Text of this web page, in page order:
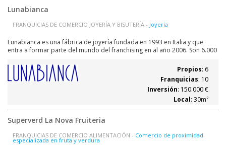
Lunabianca
FRANQUICIAS DE COMERCIO JOYERÍA Y BISUTERÍA - Joyería
Lunabianca es una fábrica de joyería fundada en 1993 en Italia y que
entra a formar parte del mundo del franchising en al año 2006. Son 6.000
materiales muy revolucionarios. Nuestras joyerías son muy comerciales,
de tipo...
Propios: 6
Franquicias: 10
Inversión: 150.000 €
Local: 30m²
Superverd La Nova Fruiteria
FRANQUICIAS DE COMERCIO ALIMENTACIÓN - Comercio de proximidad
especializada en fruta y verdura